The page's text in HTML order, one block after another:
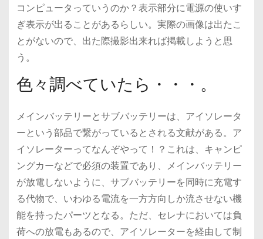
コンピュータっていうのか？表示部分に電源の使いす
ぎ表示が出ることがあるらしい。実際の画像は出たこ
とがないので、出た際撮影出来れば掲載しようと思
う。
色々調べていたら・・・。
メインバッテリーとサブバッテリーは、アイソレータ
ーという部品で繋がっているとされる文献がある。ア
イソレーターってなんぞやって！？これは、キャンピ
ングカーなどで必須の装置であり、メインバッテリー
が放電しないように、サブバッテリーを同時に充電す
る代物で、いわゆる電流を一方方向しか流させない機
能を持ったパーツとなる。ただ、セレナにおいては負
荷への放電もあるので、アイソレーターを経由して制